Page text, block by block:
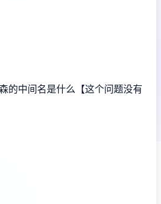
的中间名是什么【这个问题没有